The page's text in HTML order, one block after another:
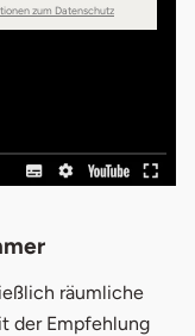
zum Datenschutzöffnet in neuem
räumliche
der Empfehlung